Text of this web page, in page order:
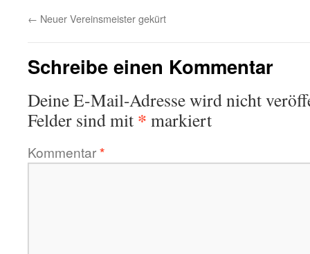
← Neuer Vereinsmeister gekürt
Schreibe einen Kommentar
Deine E-Mail-Adresse wird nicht
Felder sind mit * markiert
Kommentar*